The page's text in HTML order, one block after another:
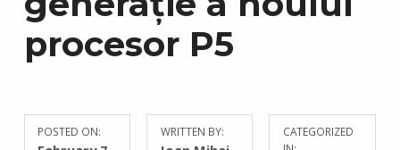
procesor P5
POSTED ON: WRITTEN BY:
C
CATEGORIZED